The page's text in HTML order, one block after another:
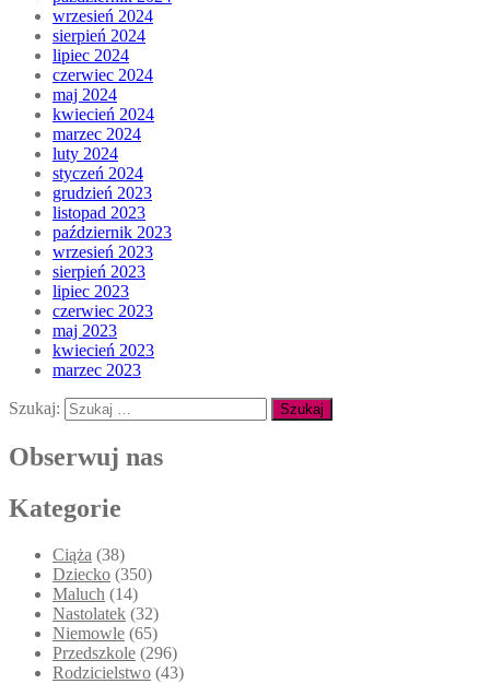
wrzesień 2024
sierpień 2024
lipiec 2024
czerwiec 2024
maj 2024
kwiecień 2024
marzec 2024
luty 2024
styczeń 2024
grudzień 2023
listopad 2023
październik 2023
wrzesień 2023
sierpień 2023
lipiec 2023
czerwiec 2023
maj 2023
kwiecień 2023
marzec 2023
Szukaj:
Obserwuj nas
Kategorie
Ciąża (38)
Dziecko (350)
Maluch (14)
Nastolatek (32)
Niemowle (65)
Przedszkole (296)
Rodzicielstwo (43)